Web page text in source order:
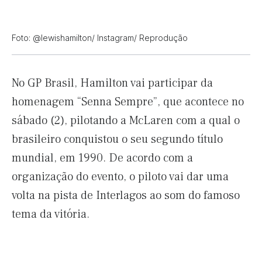
Foto: @lewishamilton/ Instagram/ Reprodução
No GP Brasil, Hamilton vai participar da
homenagem “Senna Sempre”, que acontece no
sábado (2), pilotando a McLaren com a qual o
brasileiro conquistou o seu segundo título
mundial, em 1990. De acordo com a
organização do evento, o piloto vai dar uma
volta na pista de Interlagos ao som do famoso
tema da vitória.